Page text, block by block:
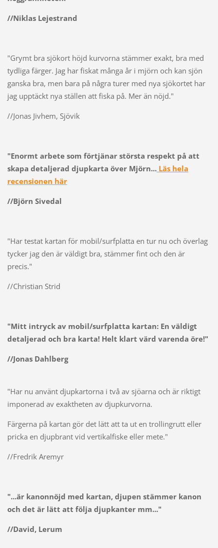
//Niklas Lejestrand
"Grymt bra sjökort höjd kurvorna stämmer exakt, bra med
tydliga färger. Jag har fiskat många år i mjörn och kan sjön
ganska bra, men bara på några turer med nya sjökortet har
jag upptäckt nya ställen att fiska på. Mer än nöjd."
//Jonas Jivhem, Sjövik
"Enormt arbete som förtjänar största respekt på att
skapa detaljerad djupkarta över Mjörn...Läs hela
recensionen här
//Björn Sivedal
"Har testat kartan för mobil/surfplatta en tur nu och överlag
tycker jag den är väldigt bra, stämmer fint och den är
precis."
//Christian Strid
"Mitt intryck av mobil/surfplatta kartan: En väldigt
detaljerad och bra karta! Helt klart värd varenda öre!"
//Jonas Dahlberg
"Har nu använt djupkartorna i två av sjöarna och är riktigt
imponerad av exaktheten av djupkurvorna.
Färgerna på kartan gör det lätt att ta ut en trollingrutt eller
pricka en djupbrant vid vertikalfiske eller mete."
//Fredrik Aremyr
"...är kanonnöjd med kartan, djupen stämmer kanon
och det är lätt att följa djupkanter mm..."
//David, Lerum